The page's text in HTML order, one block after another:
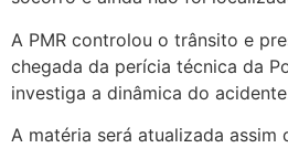
A PMR controlou o trânsito e
chegada da perícia técnica da
investiga a dinâmica do
A matéria será atualizada assim